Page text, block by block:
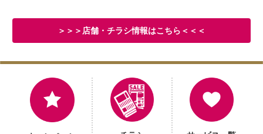
＞＞＞店舗・チラシ情報はこちら＜＜＜